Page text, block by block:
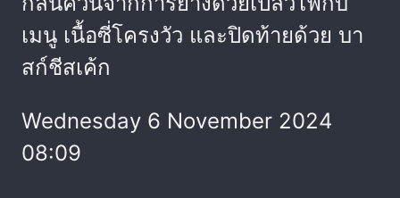
เมนู เนื้อซี่โครงวัว และปิดท้ายด้วย บา
สก์ชีสเค้ก
Wednesday 6 November 2024
08:09